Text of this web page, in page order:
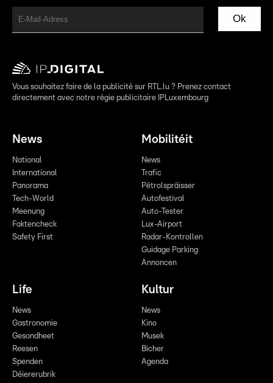
Ok
Vous souhaitez faire de la publicité sur RTL.lu ? Prenez contact
directement avec notre régie publicitaire IPLuxembourg
News
National
International
Panorama
Tech-World
Meenung
Faktencheck
Safety First
Mobilitéit
News
Trafic
Pëtrolspräisser
Autofestival
Auto-Tester
Lux-Airport
Radar-Kontrollen
Guidage Parking
Annoncen
Life
News
Gastronomie
Gesondheet
Reesen
Spenden
Déiererubrik
Kultur
News
Kino
Musek
Bicher
Agenda